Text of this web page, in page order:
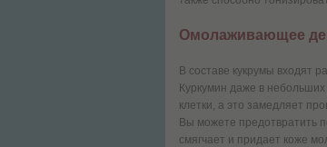
Омолаживающее
В составе кукрумы
Куркумин даже в
клетки, а это замедляет
Вы можете предотвратить
смягчает и придает коже